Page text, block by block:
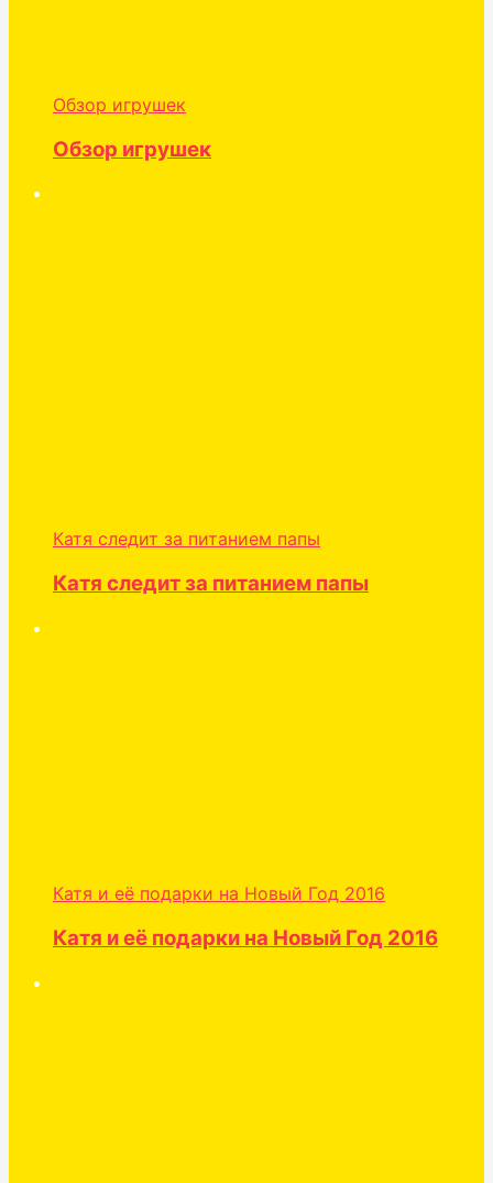
Обзор игрушек
Обзор игрушек
Катя следит за питанием папы
Катя следит за питанием папы
Катя и её подарки на Новый Год 2016
Катя и её подарки на Новый Год 2016